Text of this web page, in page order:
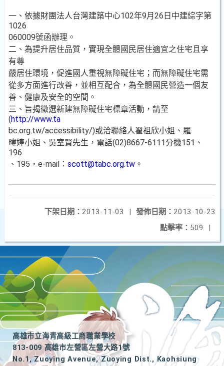
一、依據財團法人台灣建築中心102年9月26日中建綜字第
1026
060009號函辦理。
二、為提升居住品質，實現全體國民居住適宜之住宅且享
有尊
嚴居住環境，促進國人重視無障礙住宅；而無障礙住宅需
從多方面進行改善，並相互配合，為全體國民營造一個友
善、健康及安全的空間。
三、旨揭徵選新建無障礙住宅標章活動，請至
(http://www.ta
bc.org.tw/accessibility/)或洽聯絡人翟祖欣小姐、羅
暐婷小姐、吳室賢先生，電話(02)8667-6111分機151、
196
、195，e-mail： scott@tabc.org.tw 。
發佈日期： 2013-10-23
下架日期： 2013-11-03
|
點擊率： 509 |
高雄市立海青高級工商職業學校
813-009 高雄市左營區左營大路1號
No.1, Zuoying Avenue, Zuoying Dist., Kaohsiung